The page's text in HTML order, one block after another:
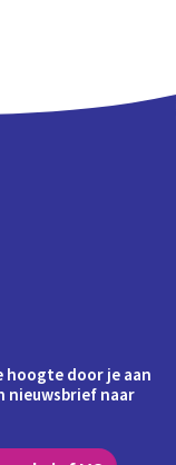
hoogte door je aan
nieuwsbrief naar